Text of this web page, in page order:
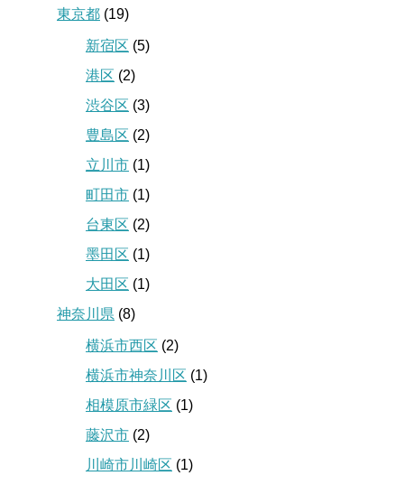
東京都 (19)
新宿区 (5)
港区 (2)
渋谷区 (3)
豊島区 (2)
立川市 (1)
町田市 (1)
台東区 (2)
墨田区 (1)
大田区 (1)
神奈川県 (8)
横浜市西区 (2)
横浜市神奈川区 (1)
相模原市緑区 (1)
藤沢市 (2)
川崎市川崎区 (1)